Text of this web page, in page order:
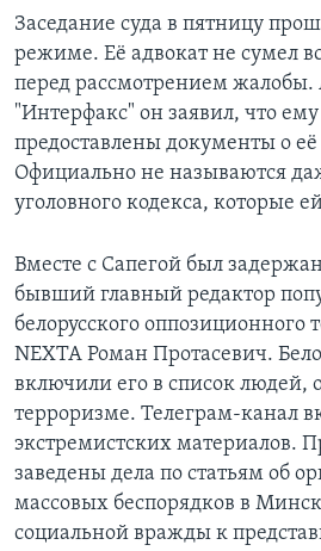
Заседание суда в пятницу
режиме. Её адвокат не сумел
перед рассмотрением жалобы.
"Интерфакс" он заявил, что
предоставлены документы о
Официально не называются
уголовного кодекса, которые
Вместе с Сапегой был
бывший главный редактор
белорусского оппозиционного
NEXTA Роман Протасевич.
включили его в список людей,
терроризме. Телеграм-канал
экстремистских материалов.
заведены дела по статьям об
массовых беспорядков в
социальной вражды к